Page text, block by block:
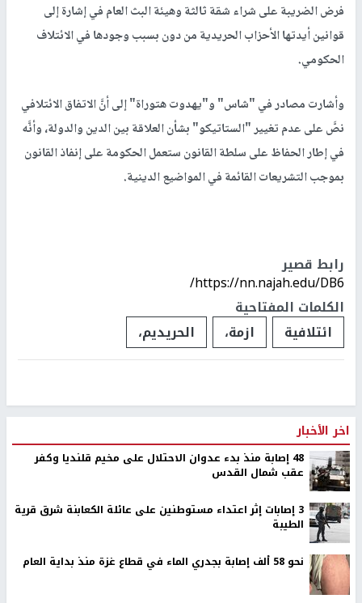
فرض الضريبة على شراء شقة ثالثة وهيئة البث العام في إشارة إلى
قوانين أيدتها الأحزاب الحريدية من دون بسبب وجودها في الائتلاف
الحكومي.
وأشارت مصادر في "شاس" و"يهدوت هتوراة" إلى أنَّ الاتفاق الائتلافي
نصَّ على عدم تغيير "الستاتيكو" بشأن العلاقة بين الدين والدولة، وأنَّه
في إطار الحفاظ على سلطة القانون ستعمل الحكومة على إنفاذ القانون
بموجب التشريعات القائمة في المواضيع الدينية.
رابط قصير
https://nn.najah.edu/DB6/
الكلمات المفتاحية
ائتلافية
ازمة، الحريديم،
اخر الأخبار
48 إصابة منذ بدء عدوان الاحتلال على مخيم قلنديا وكفر
عقب شمال القدس
‏3 إصابات إثر اعتداء مستوطنين على عائلة الكعابنة شرق قرية
الطيبة
نحو 58 ألف إصابة بجدري الماء في قطاع غزة منذ بداية العام